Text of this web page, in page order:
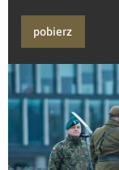
pobierz